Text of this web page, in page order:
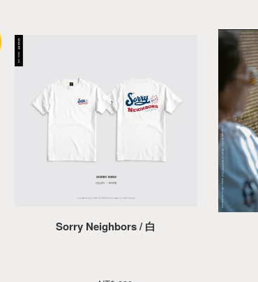
Sorry Neighbors / 白